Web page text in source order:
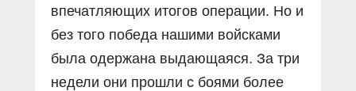
впечатляющих итогов операции. Но и
без того победа нашими войсками
была одержана выдающаяся. За три
недели они прошли с боями более